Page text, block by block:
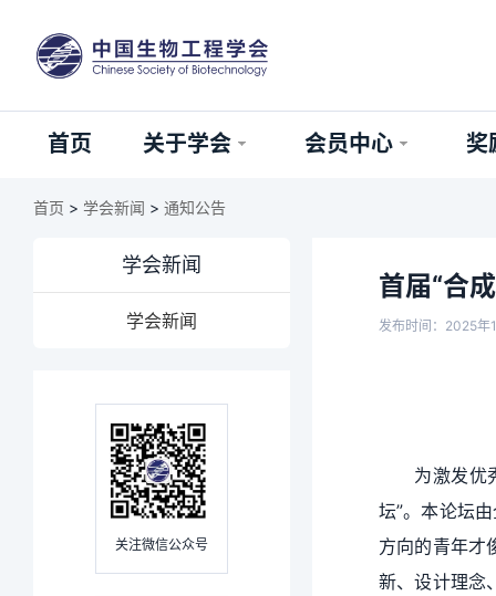
首页 关于学会 会员中心 奖
首页 > 学会新闻 > 通知公告
学会新闻
学会新闻
关注微信公众号
首届“合
发布时间：2025年
为激发优
坛”。本论坛
方向的青年才
新、设计理念